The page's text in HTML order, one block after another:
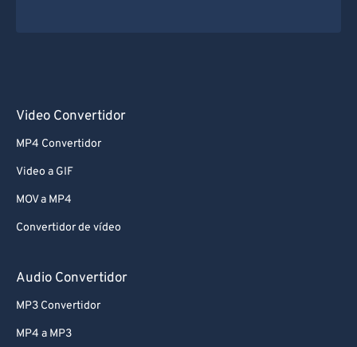
Video Convertidor
MP4 Convertidor
Video a GIF
MOV a MP4
Convertidor de vídeo
Audio Convertidor
MP3 Convertidor
MP4 a MP3